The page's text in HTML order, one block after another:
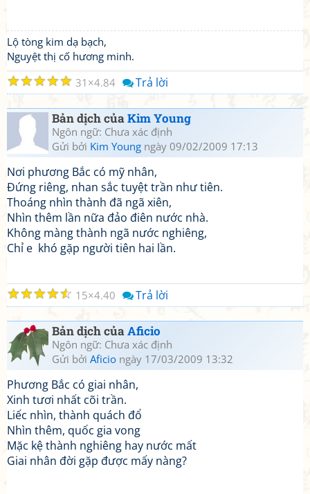
Lộ tòng kim dạ bạch,
Nguyệt thị cố hương minh.
☆
☆
☆
☆
☆ 31 4.84 Trả lời
Bản dịch củaKim Young
Ngôn ngữ: Chưa xác định
Gửi bởi Kim Young ngày 09/02/2009 17:13
Nơi phương Bắc có mỹ nhân,
Đứng riêng, nhan sắc tuyệt trần như tiên.
Thoáng nhìn thành đã ngã xiên,
Nhìn thêm lần nữa đảo điên nước nhà.
Không màng thành ngã nước nghiêng,
Chỉ e khó gặp người tiên hai lần.
☆
☆
☆
☆
☆ 15 4.40 Trả lời
Bản dịch củaAficio
Ngôn ngữ: Chưa xác định
Gửi bởi Aficio ngày 17/03/2009 13:32
Phương Bắc có giai nhân,
Xinh tươi nhất cõi trần.
Liếc nhìn, thành quách đổ
Nhìn thêm, quốc gia vong
Mặc kệ thành nghiêng hay nước mất
Giai nhân đời gặp được mấy nàng?